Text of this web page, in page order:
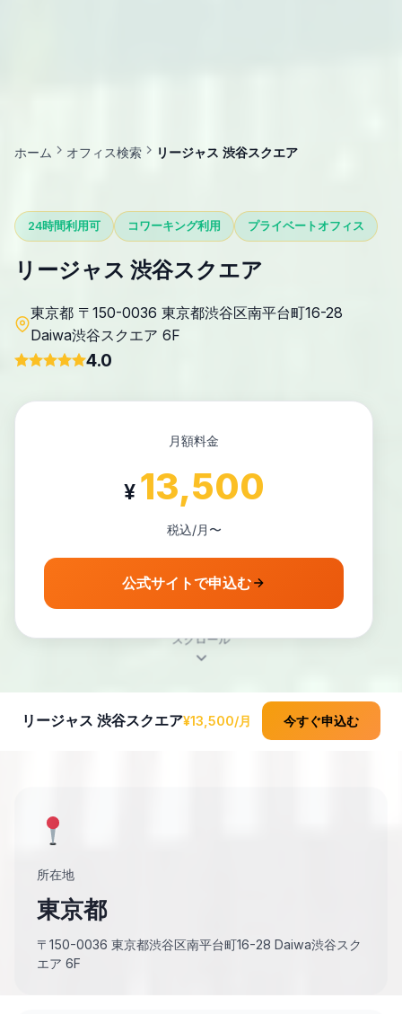
ホーム オフィス検索 リージャス 渋谷スクエア
24時間利用可 コワーキング利用 プライベートオフィス
リージャス 渋谷スクエア
東京都 〒150-0036 東京都渋谷区南平台町16-28
Daiwa渋谷スクエア 6F
4.0
月額料金
¥ 13,500
税込/月〜
公式サイトで申込む
スクロール
リージャス 渋谷スクエア¥13,500/月 今すぐ申込む
所在地
東京都
〒150-0036 東京都渋谷区南平台町16-28 Daiwa渋谷スク
エア 6F